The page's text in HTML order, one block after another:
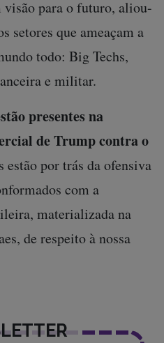
visão para o futuro, aliou-
setores que ameaçam a
todo: Big Techs,
e militar.
presentes na
de Trump contra o
estão por trás da ofensiva
com a
materializada na
de respeito à nossa